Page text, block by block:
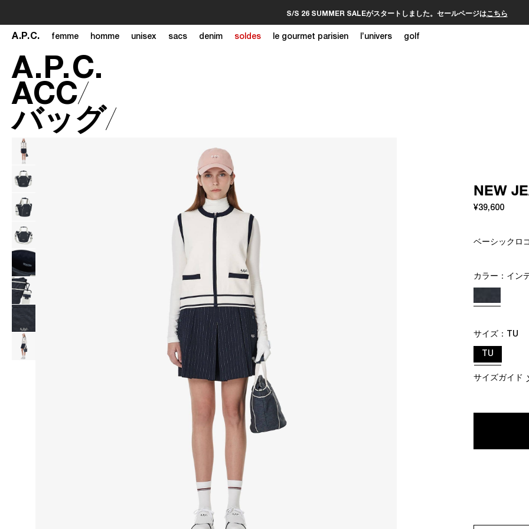
S/S 26 SUMMER SALEがスタートしました。セールページはこちら
A.P.C. femme homme unisex sacs denim soldes le gourmet parisien l’univers golf
A.P.C.
ACC
バッグ
NEW
¥39,600
ベーシックロ
カラー： イン
サイズ： TU
TU
サイズガイド